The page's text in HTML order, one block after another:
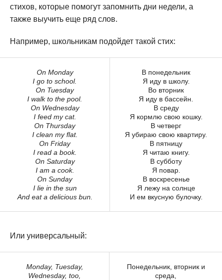
стихов, которые помогут запомнить дни недели, а
также выучить еще ряд слов.
Например, школьникам подойдет такой стих:
On Monday
I go to school.
On Tuesday
I walk to the pool.
On Wednesday
I feed my cat.
On Thursday
I clean my flat.
On Friday
I read a book.
On Saturday
I am a cook.
On Sunday
I lie in the sun
And eat a delicious bun.
В понедельник
Я иду в школу.
Во вторник
Я иду в бассейн.
В среду
Я кормлю свою кошку.
В четверг
Я убираю свою квартиру.
В пятницу
Я читаю книгу.
В субботу
Я повар.
В воскресенье
Я лежу на солнце
И ем вкусную булочку.
Или универсальный:
Monday, Tuesday,
Wednesday, too,
Понедельник, вторник и
среда,